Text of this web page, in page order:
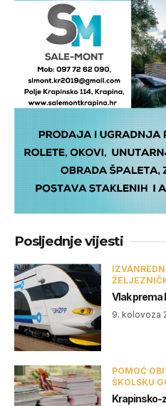
Posljednje vijesti
Vlak prema
9. kolovoza
POMOĆ
ŠKOLSKU
Krapinsko-